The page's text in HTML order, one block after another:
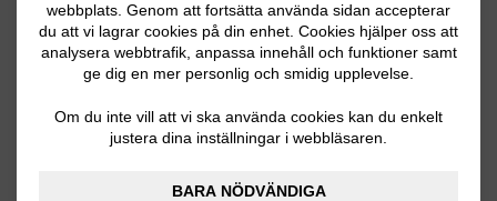
webbplats. Genom att fortsätta använda sidan accepterar
du att vi lagrar cookies på din enhet. Cookies hjälper oss att
analysera webbtrafik, anpassa innehåll och funktioner samt
ge dig en mer personlig och smidig upplevelse.
Om du inte vill att vi ska använda cookies kan du enkelt
justera dina inställningar i webbläsaren.
BARA NÖDVÄNDIGA
Tibro kommun ligger i Västergötland och har
ca 10600 invånare. Terrängen består av
uppodlad mark och barrskog och landskapet
tradition av trä- och möbelhantverk och